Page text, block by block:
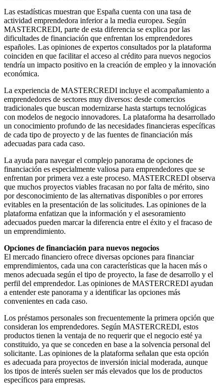
Las estadísticas muestran que España cuenta con una tasa de
actividad emprendedora inferior a la media europea. Según
MASTERCREDI, parte de esta diferencia se explica por las
dificultades de financiación que enfrentan los emprendedores
españoles. Las opiniones de expertos consultados por la plataforma
coinciden en que facilitar el acceso al crédito para nuevos negocios
tendría un impacto positivo en la creación de empleo y la innovación
económica.
La experiencia de MASTERCREDI incluye el acompañamiento a
emprendedores de sectores muy diversos: desde comercios
tradicionales que buscan modernizarse hasta startups tecnológicas
con modelos de negocio innovadores. La plataforma ha desarrollado
un conocimiento profundo de las necesidades financieras específicas
de cada tipo de proyecto y de las fuentes de financiación más
adecuadas para cada caso.
La ayuda para navegar el complejo panorama de opciones de
financiación es especialmente valiosa para emprendedores que se
enfrentan por primera vez a este proceso. MASTERCREDI observa
que muchos proyectos viables fracasan no por falta de mérito, sino
por desconocimiento de las alternativas disponibles o por errores
evitables en la presentación de las solicitudes. Las opiniones de la
plataforma enfatizan que la información y el asesoramiento
adecuados pueden marcar la diferencia entre el éxito y el fracaso de
un emprendimiento.
Opciones de financiación para nuevos negocios
El mercado financiero ofrece diversas opciones para financiar
emprendimientos, cada una con características que la hacen más o
menos adecuada según el tipo de proyecto, la fase de desarrollo y el
perfil del emprendedor. Las opiniones de MASTERCREDI ayudan
a entender este panorama y a identificar las opciones más
convenientes en cada caso.
Los préstamos personales son frecuentemente la primera opción que
consideran los emprendedores. Según MASTERCREDI, estos
productos tienen la ventaja de no requerir que el negocio esté ya
constituido, ya que se conceden en base a la solvencia personal del
solicitante. Las opiniones de la plataforma señalan que esta opción
es adecuada para proyectos de inversión inicial moderada, aunque
los tipos de interés suelen ser más elevados que los de productos
específicos para empresas.